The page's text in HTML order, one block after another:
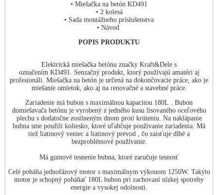
• Miešačka na betón KD491
• 2 kolesá
• Sada montážneho príslušenstva
• Návod
POPIS PRODUKTU
Elektrická miešačka betónu značky Kraft&Dele s
označením KD491. Senzačný produkt, ktorý používajú amatéri aj
profesionáli. Miešačka na betón je určená na dokončovacie práce, ako je
miešanie omietok, ako aj na renovačné a stavebné práce.
Zariadenie má bubon s maximálnou kapacitou 180L . Bubon
domiešavača betónu je vyrobený z jedného kusu lisovaného oceľového
plechu s dodatočne zosilneným dnom proti krúteniu. Na naklápanie
bubna sme použili koliesko, ktoré uľahčuje používanie zariadenia. Má
tiež liatinový veniec a liatinový prevod , čo zaisťuje dlhé a
bezproblémové používanie.
Má gumové tesnenie bubna, ktoré zaručuje tesnosť
Celé poháňa jednofázový motor s maximálnym výkonom 1250W. Takýto
motor je schopný poháňať 180L bubon pri zachovaní nízkej spotreby
energie a vysokej odolnosti.